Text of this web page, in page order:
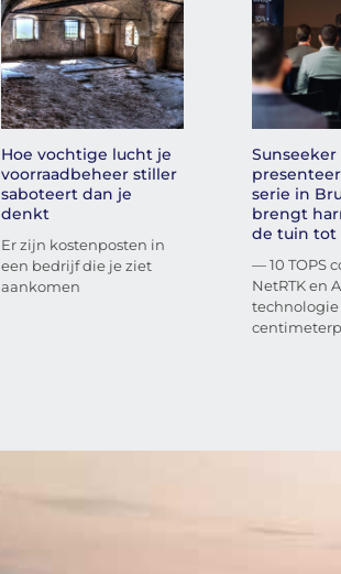
Hoe vochtige lucht je
voorraadbeheer stiller
saboteert dan je
denkt
Er zijn kostenposten in
een bedrijf die je ziet
aankomen
serie in
brengt
de tuin tot
— 10 TOPS
NetRTK en
technologie